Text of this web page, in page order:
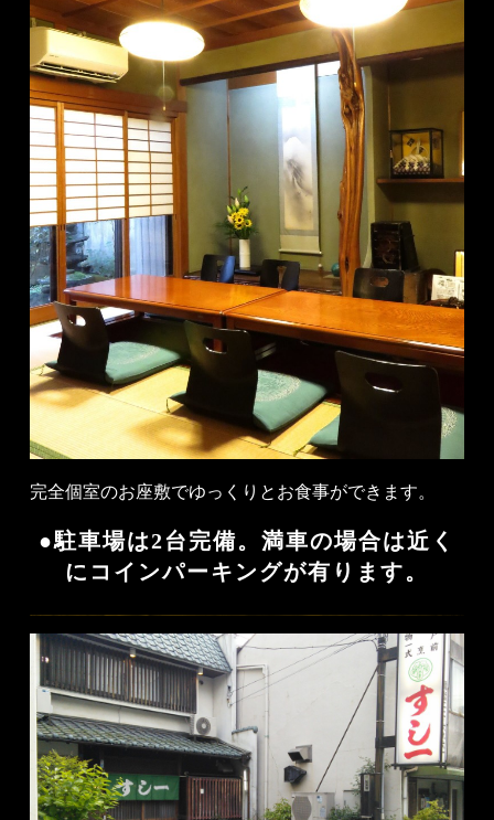
完全個室のお座敷でゆっくりとお食事ができます。
●駐車場は2台完備。満車の場合は近く
にコインパーキングが有ります。